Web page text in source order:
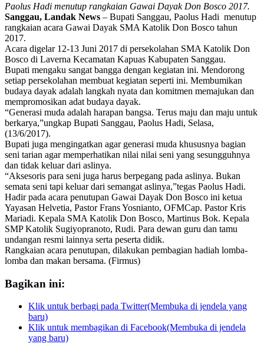
Paolus Hadi menutup rangkaian Gawai Dayak Don Bosco 2017.
Sanggau, Landak News – Bupati Sanggau, Paolus Hadi menutup
rangkaian acara Gawai Dayak SMA Katolik Don Bosco tahun
2017.
Acara digelar 12-13 Juni 2017 di persekolahan SMA Katolik Don
Bosco di Laverna Kecamatan Kapuas Kabupaten Sanggau.
Bupati mengaku sangat bangga dengan kegiatan ini. Mendorong
setiap persekolahan membuat kegiatan seperti ini. Membumikan
budaya dayak adalah langkah nyata dan komitmen memajukan dan
mempromosikan adat budaya dayak.
“Generasi muda adalah harapan bangsa. Terus maju dan maju untuk
berkarya,”ungkap Bupati Sanggau, Paolus Hadi, Selasa,
(13/6/2017).
Bupati juga mengingatkan agar generasi muda khususnya bagian
seni tarian agar memperhatikan nilai nilai seni yang sesungguhnya
dan tidak keluar dari aslinya.
“Aksesoris para seni juga harus berpegang pada aslinya. Bukan
semata seni tapi keluar dari semangat aslinya,”tegas Paolus Hadi.
Hadir pada acara penutupan Gawai Dayak Don Bosco ini ketua
Yayasan Helvetia, Pastor Frans Yosnianto, OFMCap. Pastor Kris
Mariadi. Kepala SMA Katolik Don Bosco, Martinus Bok. Kepala
SMP Katolik Sugiyopranoto, Rudi. Para dewan guru dan tamu
undangan resmi lainnya serta peserta didik.
Rangkaian acara penutupan, dilakukan pembagian hadiah lomba-
lomba dan makan bersama. (Firmus)
Bagikan ini:
Klik untuk berbagi pada Twitter(Membuka di jendela yang
baru)
Klik untuk membagikan di Facebook(Membuka di jendela
yang baru)